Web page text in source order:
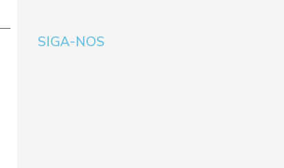
SIGA-NOS